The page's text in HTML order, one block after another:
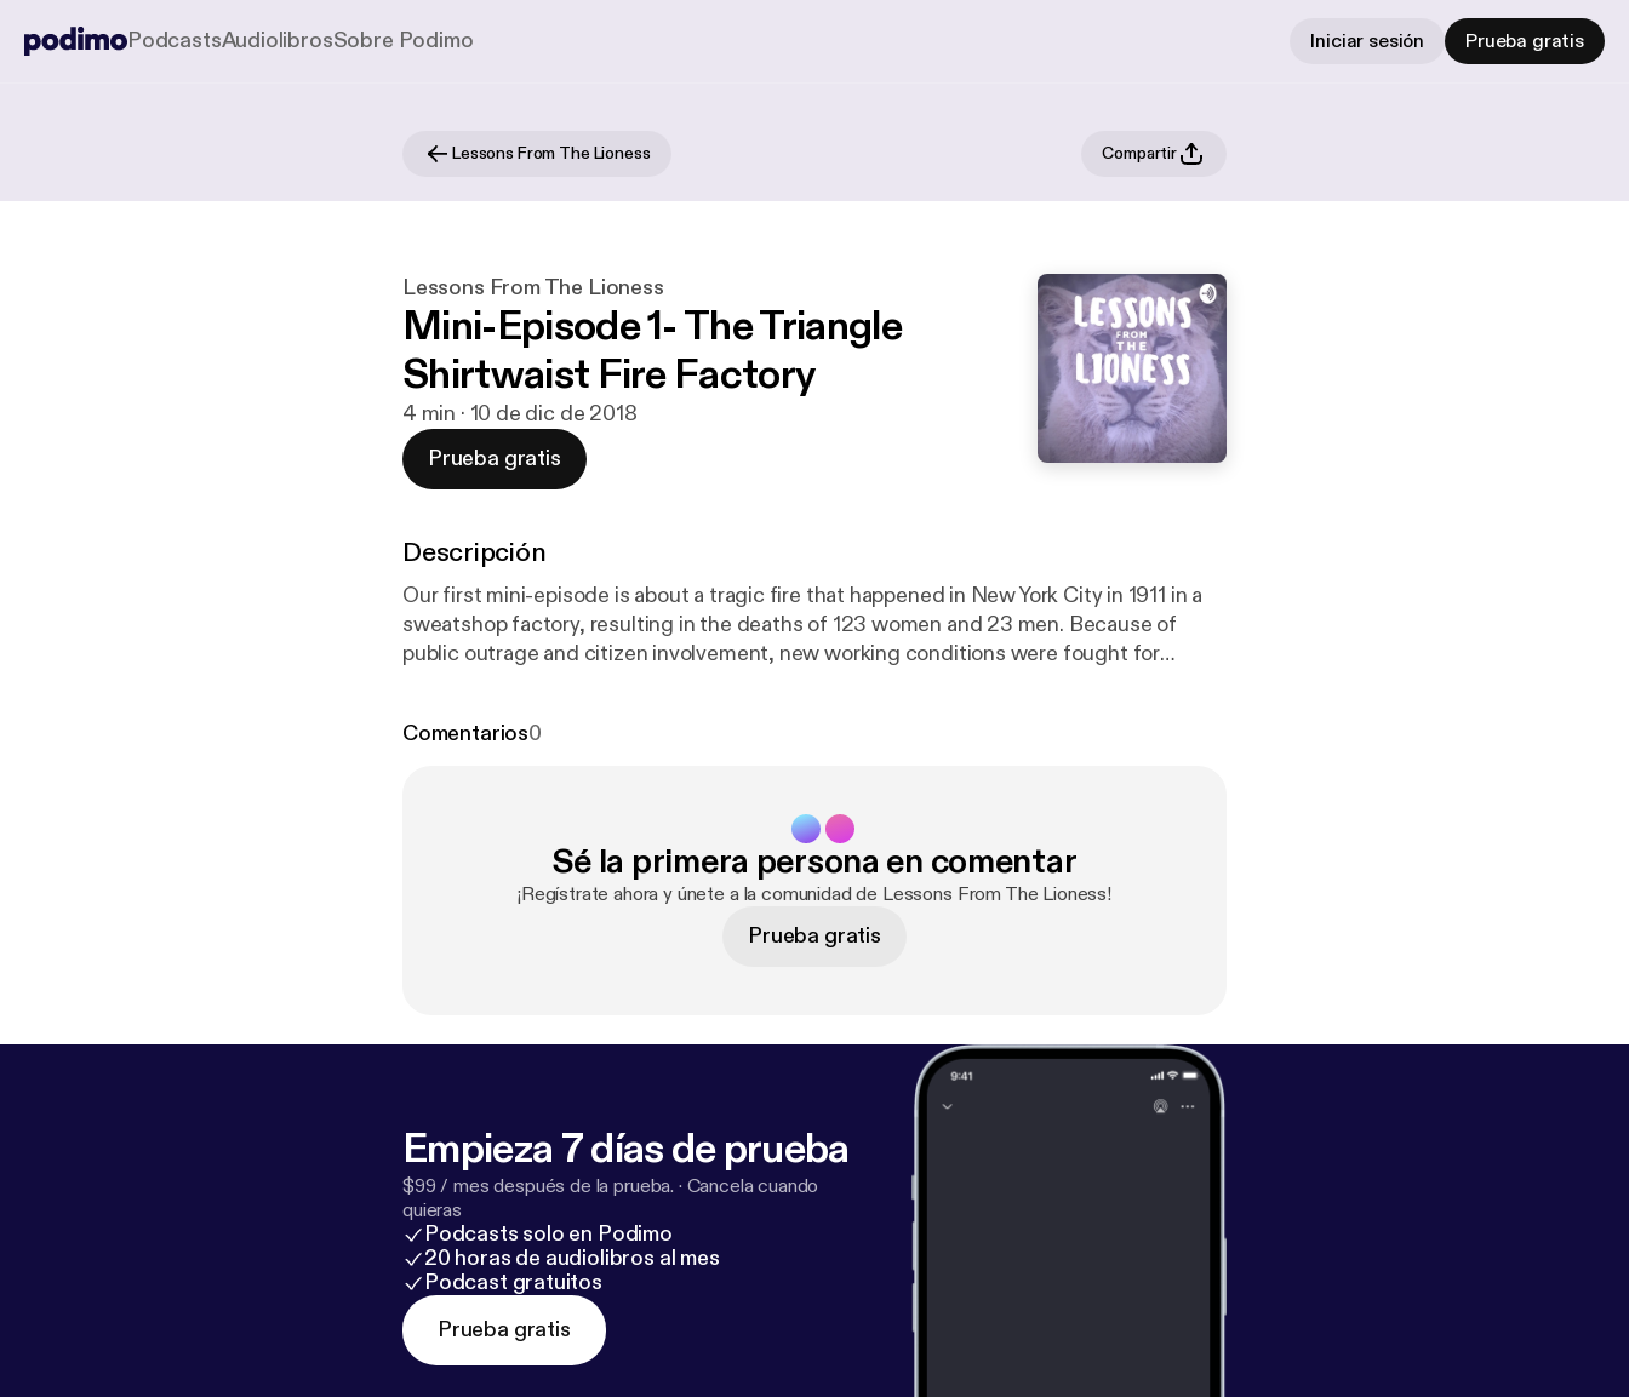
PodcastsAudiolibrosSobre Podimo Iniciar sesión Prueba gratis
Lessons From The Lioness Compartir
Lessons From The Lioness
Mini-Episode 1- The Triangle
Shirtwaist Fire Factory
4 min · 10 de dic de 2018
Prueba gratis
Descripción
Our first mini-episode is about a tragic fire that happened in New York City in 1911 in a
sweatshop factory, resulting in the deaths of 123 women and 23 men. Because of
public outrage and citizen involvement, new working conditions were fought for
Comentarios0
Sé la primera persona en comentar
¡Regístrate ahora y únete a la comunidad de Lessons From The Lioness!
Prueba gratis
Empieza 7 días de prueba
$99 / mes después de la prueba. · Cancela cuando
quieras
Podcasts solo en Podimo
20 horas de audiolibros al mes
Podcast gratuitos
Prueba gratis